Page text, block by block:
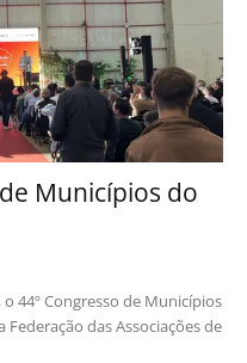
Municípios do
o 44º Congresso de Municípios
das Associações de